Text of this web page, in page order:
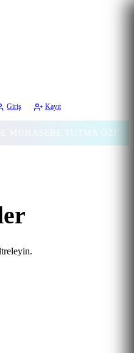
Giriş Kayıt
TUTMA ÖZELLİĞİ